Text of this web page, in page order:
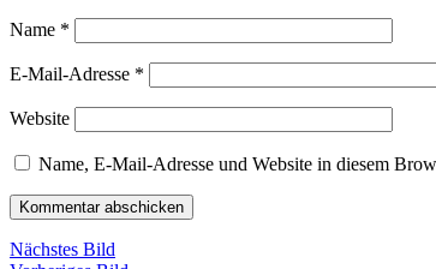
Name *
E-Mail-Adresse *
Website
Name, E-Mail-Adresse und Website in diesem
Nächstes Bild